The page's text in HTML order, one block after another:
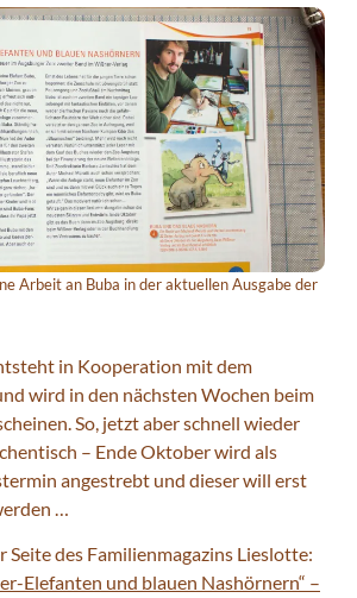
Arbeit an Buba in der aktuellen Ausgabe der
in Kooperation mit dem
wird in den nächsten Wochen beim
So, jetzt aber schnell wieder
– Ende Oktober wird als
angestrebt und dieser will erst
…
Seite des Familienmagazins Lieslotte:
Elefanten und blauen Nashörnern“ –